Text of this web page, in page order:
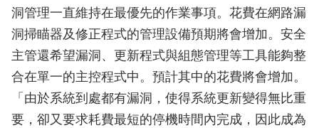
洞管理一直維持在最優先的作業事項。花費在網路漏
洞掃瞄器及修正程式的管理設備預期將會增加。安全
主管還希望漏洞、更新程式與組態管理等工具能夠整
合在單一的主控程式中。預計其中的花費將會增加。
「由於系統到處都有漏洞，使得系統更新變得無比重
要，卻又要求耗費最短的停機時間內完成，因此成為